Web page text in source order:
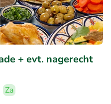
+ evt. nagerecht
Za